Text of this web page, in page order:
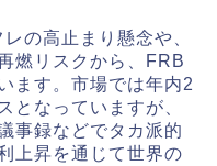
レの高止まり懸念や、
燃リスクから、FRB
ます。市場では年内2
となっていますが、
事録などでタカ派的
上昇を通じて世界の